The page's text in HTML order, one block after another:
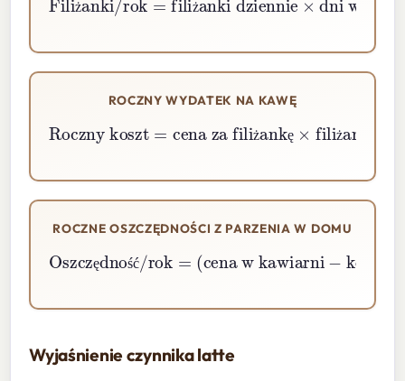
ż ż
ROCZNY WYDATEK NA KAWĘ
ż ę ż
Roczny koszt=
cena za filiżankę ×filiżanki na rok
ROCZNE OSZCZĘDNOŚCI Z PARZENIA W DOMU
ę ś ć
Oszczędność/rok=(
cena w kawiarni−koszt domowy)×
filiżanki na rok
Wyjaśnienie czynnika latte